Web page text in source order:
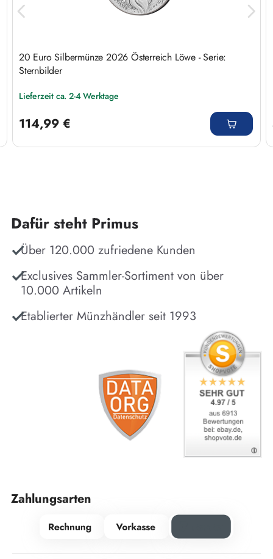
20 Euro Silbermünze 2026 Österreich Löwe - Serie:
Sternbilder
Lieferzeit ca. 2-4 Werktage
114,99 €
Dafür steht Primus
Über 120.000 zufriedene Kunden
Exclusives Sammler-Sortiment von über
10.000 Artikeln
Etablierter Münzhändler seit 1993
Zahlungsarten